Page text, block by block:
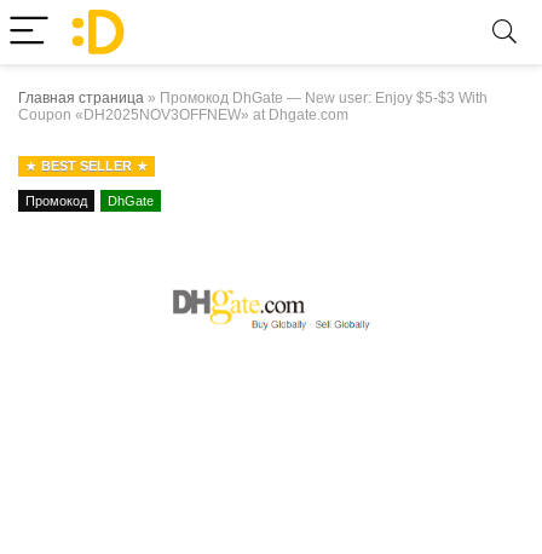
Главная страница » Промокод DhGate — New user: Enjoy $5-$3 With
Coupon «DH2025NOV3OFFNEW» at Dhgate.com
BEST SELLER
Промокод DhGate